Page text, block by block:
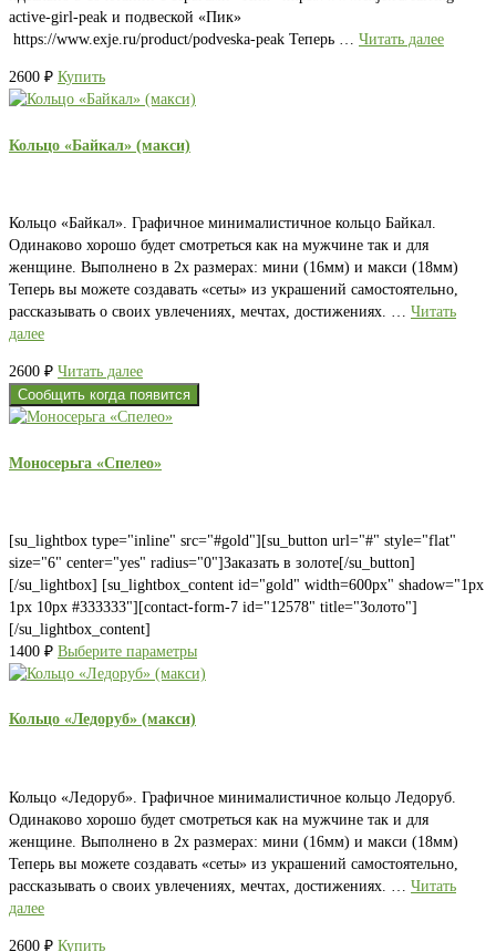
active-girl-peak и подвеской «Пик»
https://www.exje.ru/product/podveska-peak Теперь … Читать далее
2600 ₽ Купить
Кольцо «Байкал» (макси)
Кольцо «Байкал». Графичное минималистичное кольцо Байкал.
Одинаково хорошо будет смотреться как на мужчине так и для
женщине. Выполнено в 2х размерах: мини (16мм) и макси (18мм)
Теперь вы можете создавать «сеты» из украшений самостоятельно,
рассказывать о своих увлечениях, мечтах, достижениях. … Читать
далее
2600 ₽ Читать далее
Сообщить когда появится
Моносерьга «Спелео»
[su_lightbox type="inline" src="#gold"][su_button url="#" style="flat"
size="6" center="yes" radius="0"]Заказать в золоте[/su_button]
[/su_lightbox] [su_lightbox_content id="gold" width=600px" shadow="1px
1px 10px #333333"][contact-form-7 id="12578" title="Золото"]
[/su_lightbox_content]
1400 ₽ Выберите параметры
Кольцо «Ледоруб» (макси)
Кольцо «Ледоруб». Графичное минималистичное кольцо Ледоруб.
Одинаково хорошо будет смотреться как на мужчине так и для
женщине. Выполнено в 2х размерах: мини (16мм) и макси (18мм)
Теперь вы можете создавать «сеты» из украшений самостоятельно,
рассказывать о своих увлечениях, мечтах, достижениях. … Читать
далее
2600 ₽ Купить